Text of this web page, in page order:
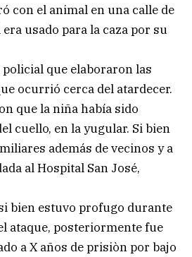
con el animal en una calle de
usado para la caza por su
que elaboraron las
ocurrió cerca del atardecer.
que la niña había sido
cuello, en la yugular. Si bien
además de vecinos y a
al Hospital San José,
bien estuvo profugo durante
ataque, posteriormente fue
a X años de prisiòn por bajo